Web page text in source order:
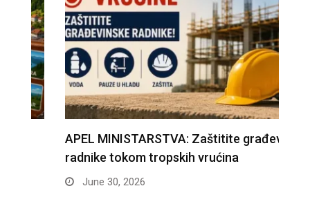
APEL MINISTARSTVA: Zaštitite građevinske
radnike tokom tropskih vrućina
June 30, 2026